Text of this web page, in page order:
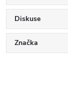
Diskuse
Značka